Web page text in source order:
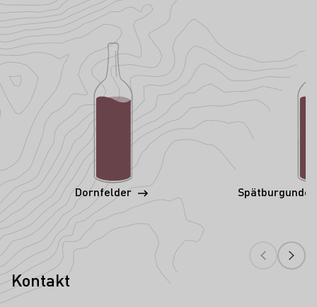
Dornfelder
Kontakt